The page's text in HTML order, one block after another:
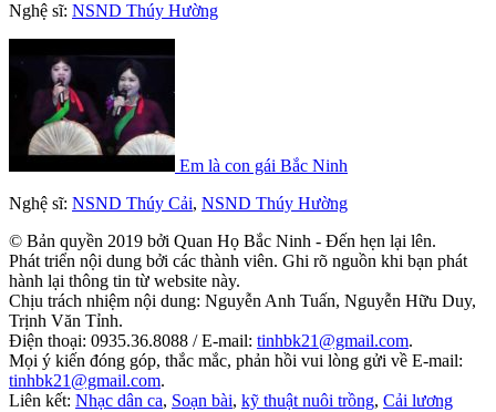
Nghệ sĩ: NSND Thúy Hường
Em là con gái Bắc Ninh
Nghệ sĩ: NSND Thúy Cải, NSND Thúy Hường
© Bản quyền 2019 bởi Quan Họ Bắc Ninh - Đến hẹn lại lên.
Phát triển nội dung bởi các thành viên. Ghi rõ nguồn khi bạn phát
hành lại thông tin từ website này.
Chịu trách nhiệm nội dung: Nguyễn Anh Tuấn, Nguyễn Hữu Duy,
Trịnh Văn Tỉnh.
Điện thoại: 0935.36.8088 / E-mail: tinhbk21@gmail.com.
Mọi ý kiến đóng góp, thắc mắc, phản hồi vui lòng gửi về E-mail:
tinhbk21@gmail.com.
Liên kết: Nhạc dân ca, Soạn bài, kỹ thuật nuôi trồng, Cải lương